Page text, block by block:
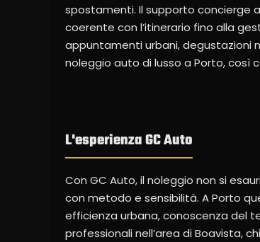
spostamenti. Il supporto concierge
coerente con l’itinerario fino alla
appuntamenti urbani, degustazioni
noleggio auto di lusso a Porto, così
L'esperienza GC Auto
Con GC Auto, il noleggio non si
con metodo e sensibilità. A Porto
efficienza urbana, conoscenza del
professionali nell’area di Boavista,